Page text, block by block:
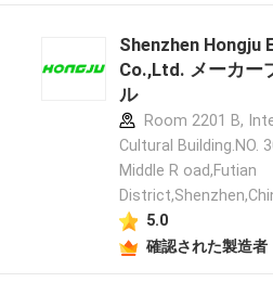
Shenzhen Hongju
Co.,Ltd. メーカー
ル
Room 2201 B,
Cultural Building.NO.
Middle R oad,Futian
5.0
確認された製造者